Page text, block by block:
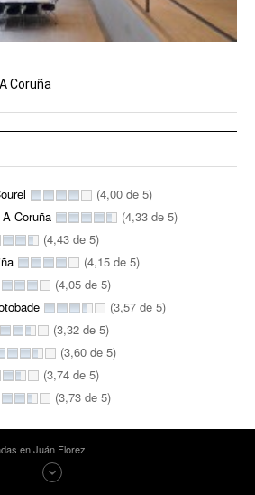
Coruña
(4,00 de 5)
Coruña
(4,33 de 5)
(4,43 de 5)
(4,15 de 5)
(4,05 de 5)
(3,57 de 5)
(3,32 de 5)
(3,60 de 5)
(3,74 de 5)
(3,73 de 5)
en Juán Florez